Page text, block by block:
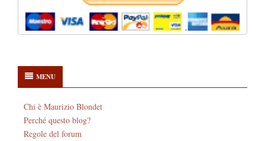
MENU
Chi è Maurizio Blondet
Perché questo blog?
Regole del forum